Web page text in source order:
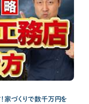
家づくりで数千万円を